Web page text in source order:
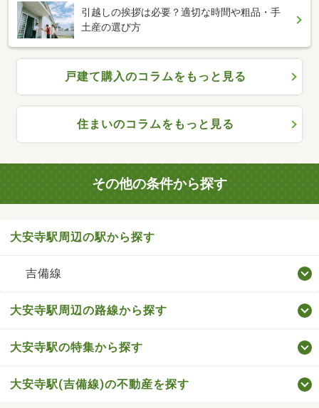
引越しの挨拶は必要？適切な時間や粗品・手
土産の選び方
戸建て購入のコラムをもっと見る
住まいのコラムをもっと見る
その他の条件から探す
大安寺駅周辺の駅から探す
吉備線
大安寺駅周辺の路線から探す
大安寺駅の特集から探す
大安寺駅(吉備線)の不動産を探す